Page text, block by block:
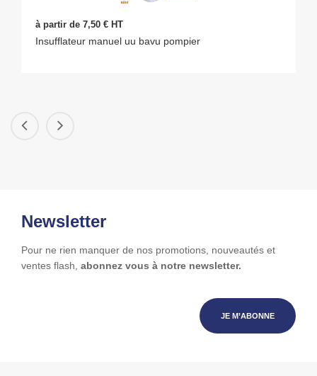
à partir de 7,50 € HT
Insufflateur manuel uu bavu pompier
Newsletter
Pour ne rien manquer de nos promotions, nouveautés et
ventes flash, abonnez vous à notre newsletter.
JE M’ABONNE